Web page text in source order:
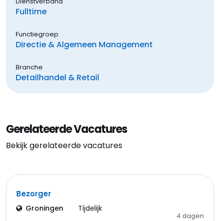
Fulltime
Functiegroep
Directie & Algemeen Management
Branche
Detailhandel & Retail
Gerelateerde Vacatures
Bekijk gerelateerde vacatures
Bezorger
Groningen Tijdelijk
4 dagen